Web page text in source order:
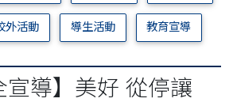
外活動 導生活動 教育宣導
宣導】美好 從停讓